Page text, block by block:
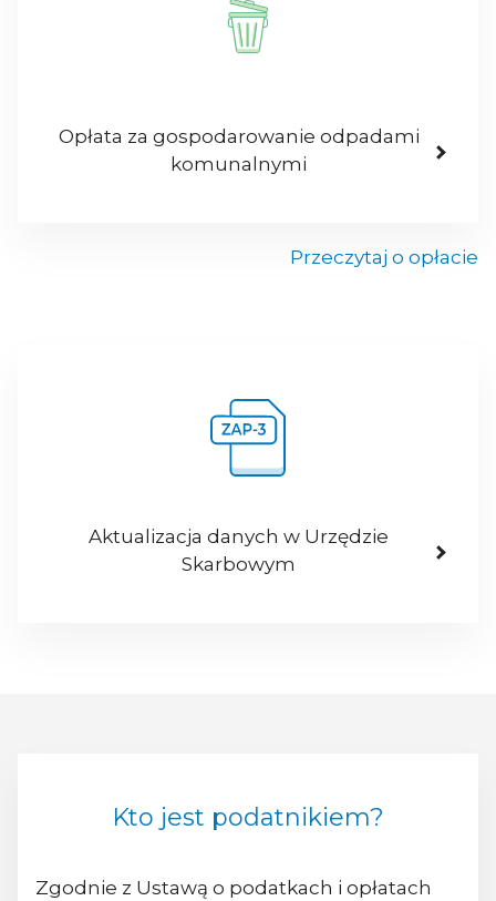
Opłata za gospodarowanie odpadami
komunalnymi
Przeczytaj o opłacie
Aktualizacja danych w Urzędzie
Skarbowym
Kto jest podatnikiem?
Zgodnie z Ustawą o podatkach i opłatach